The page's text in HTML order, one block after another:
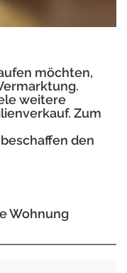
möchten,
weitere
Zum
den
Wohnung